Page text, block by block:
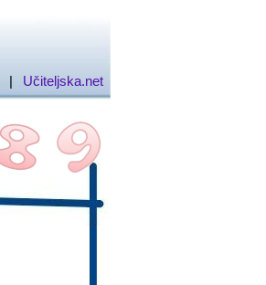
| Učiteljska.net